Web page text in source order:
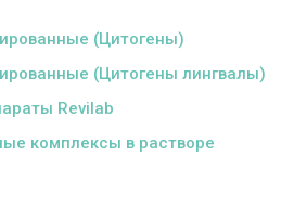
(Цитогены)
(Цитогены лингвалы)
Revilab
комплексы в растворе